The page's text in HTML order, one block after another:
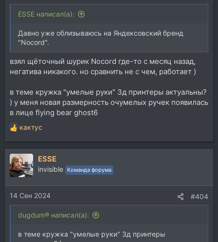
ESSE написал(а):
Давно уже облизываюсь на Яндексовский бренд
"Nocord".
взял щёточный шурик Nocord где-то с месяц назад,
негатива никакого. но сравнить не с чем, работает )
в теме кружка "умелые руки" 3д принтеры актуальны?
) у меня новая размерность очумелых ручек появилась
в лице flying bear ghost6
Р
е
а
к
ц
и
и
:
кактус
ESSE
invisible Команда форума
14 Сен 2024 #404
dugdum® написал(а):
в теме кружка "умелые руки" 3д принтеры